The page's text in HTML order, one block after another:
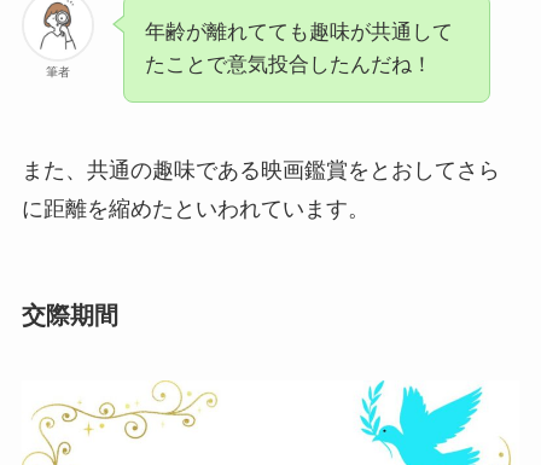
筆者
年齢が離れてても趣味が共通して
たことで意気投合したんだね！
また、共通の趣味である映画鑑賞をとおしてさら
に距離を縮めたといわれています。
交際期間